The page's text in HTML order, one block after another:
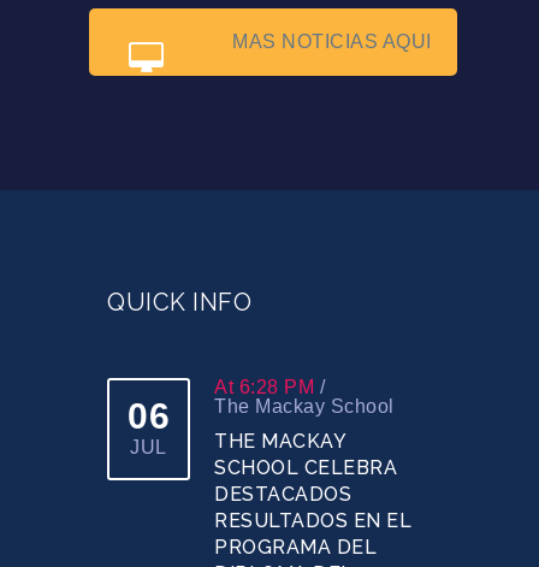
MAS NOTICIAS AQUI
QUICK INFO
06
JUL
At 6:28 PM /
The Mackay School
THE MACKAY
SCHOOL CELEBRA
DESTACADOS
RESULTADOS EN EL
PROGRAMA DEL